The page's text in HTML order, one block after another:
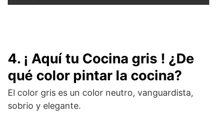
4. ¡ Aquí tu Cocina gris ! ¿De
qué color pintar la cocina?
El color gris es un color neutro, vanguardista,
sobrio y elegante.